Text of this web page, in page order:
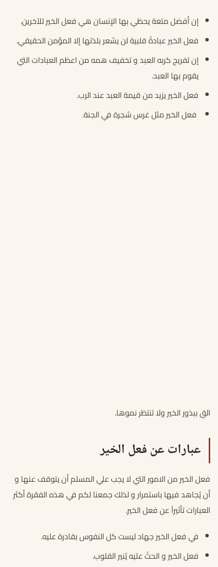
إن أفضل متعة يحظي بها الإنسان هي فعل الخير للآخرين.
فعل الخير عبادةً قلبية لن يشعر بلذتها إلا المؤمن الحقيقي.
إن تفريج كربه العبد و تخفيف همه من اعظم العبادات التي
يقوم بها العبد.
فعل الخير يزيد من قيمة العبد عند الرب.
فعل الخير مثل غرس شجرة في الجنة.
القِ ببذور الخير ولا تنتظر نموها.
عبارات عن فعل الخير
فعل الخير من الامور التي لا يجب علي المسلم أن يتوقف عنها و
أن يُجاهد فيها باستمرار و لذلك جمعنا لكم في هذه الفقرة أكثر
العبارات تأثيراً عن فعل الخير.
في فعل الخير جهاد ليست كل النفوس بقادرة عليه.
فعل الخير و الحثُ عليه يُنير القلوب.